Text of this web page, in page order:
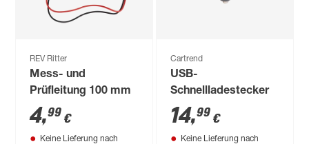
REV Ritter
Mess- und
Prüfleitung 100 mm
4,99 €
Keine Lieferung nach
Cartrend
USB-
Schnellladestecker
14,99 €
Keine Lieferung nach